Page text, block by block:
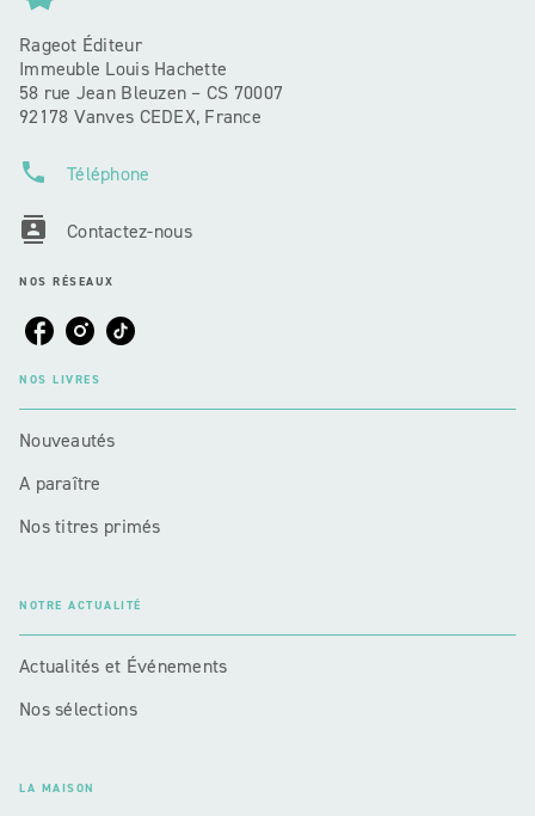
Rageot Éditeur
Immeuble Louis Hachette
58 rue Jean Bleuzen – CS 70007
92178 Vanves CEDEX, France
phone Téléphone
contacts Contactez-nous
NOS RÉSEAUX
NOS LIVRES
Nouveautés
A paraître
Nos titres primés
NOTRE ACTUALITÉ
Actualités et Événements
Nos sélections
LA MAISON